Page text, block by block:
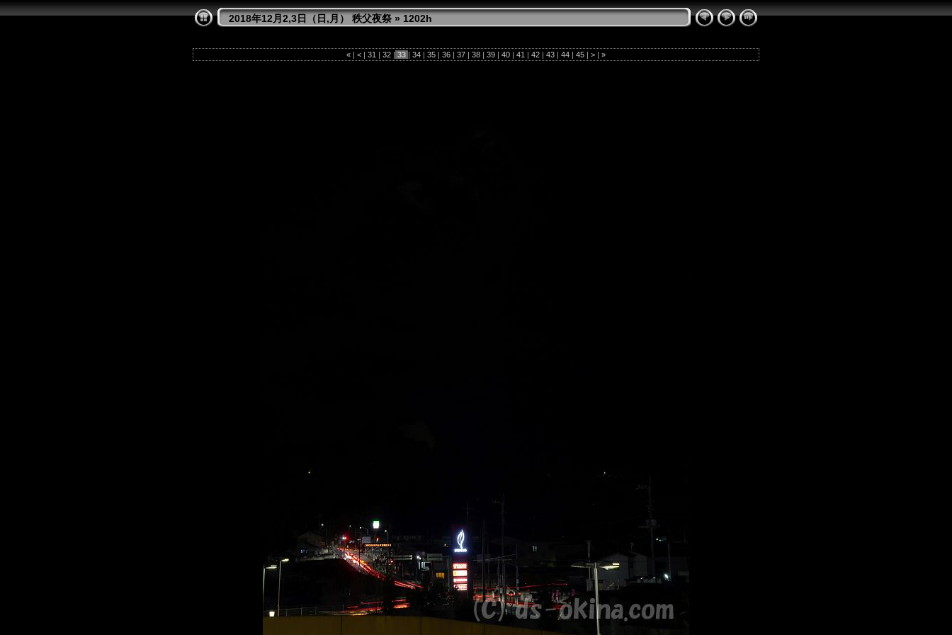
2018年12月2,3日（日,月） 秩父夜祭 » 1202h
« | < | 31 | 32 | 33 | 34 | 35 | 36 | 37 | 38 | 39 | 40 | 41 | 42 | 43 | 44 | 45 | > | »